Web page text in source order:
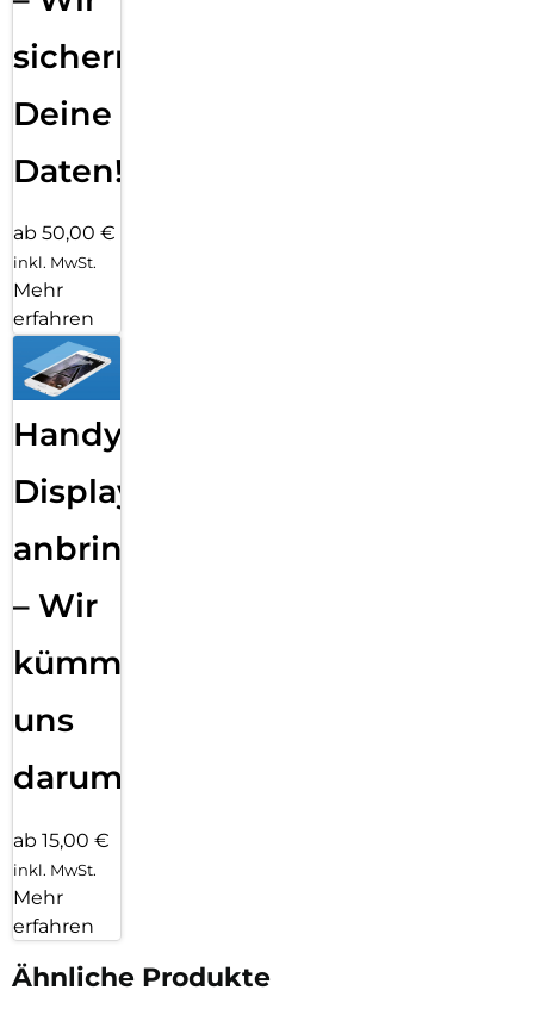
sichern
Deine
Daten!
ab 50,00 €
inkl. MwSt.
Mehr
erfahren
Handy
Displayfolie
anbringen
– Wir
kümmern
uns
darum!
ab 15,00 €
inkl. MwSt.
Mehr
erfahren
Ähnliche Produkte